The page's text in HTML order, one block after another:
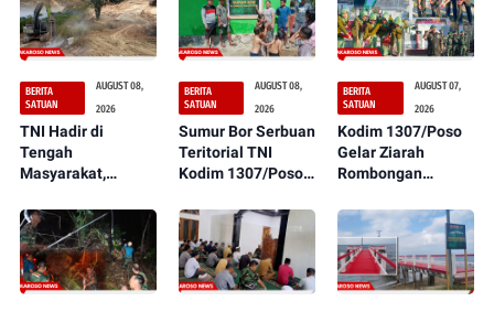
BERITA
SATUAN
AUGUST 08,
2026
TNI Hadir di
Tengah
Masyarakat,
Serbuan Teritorial
Kodim 1307/Poso
Terus Dikerjakan
BERITA
SATUAN
AUGUST 08,
2026
Sumur Bor Serbuan
Teritorial TNI
Kodim 1307/Poso
Dirasakan
Manfaatnya oleh
Masyarakat
BERITA
SATUAN
AUGUST 07,
2026
Kodim 1307/Poso
Gelar Ziarah
Rombongan
Peringatan HUT
ke-1 Kodam
XXIII/Palaka Wira